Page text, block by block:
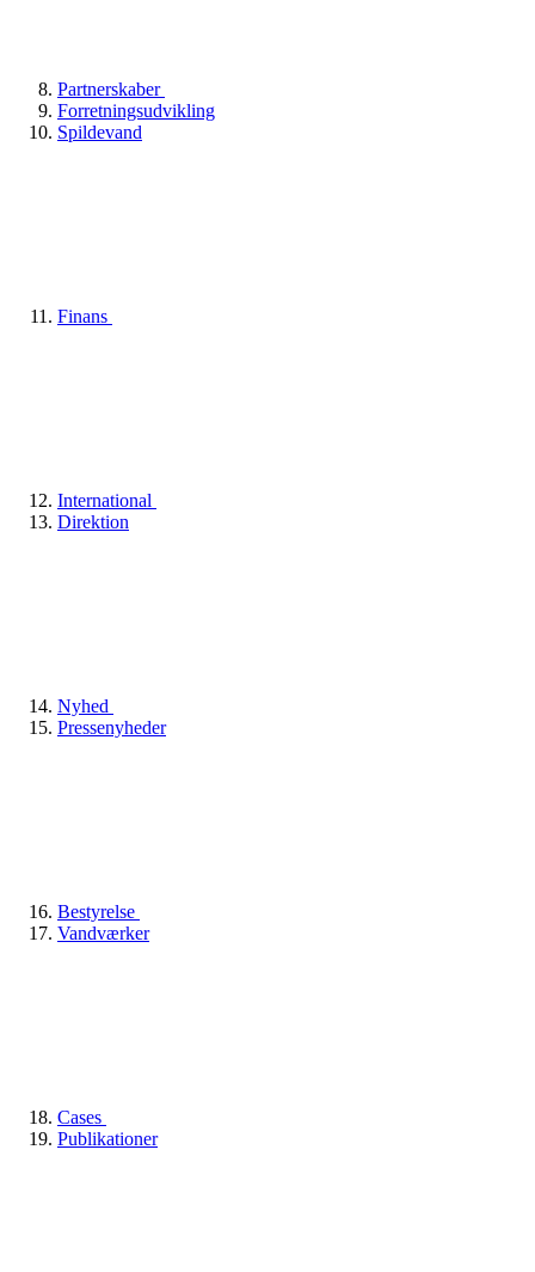
Partnerskaber
Forretningsudvikling
Spildevand
Finans
International
Direktion
Nyhed
Pressenyheder
Bestyrelse
Vandværker
Cases
Publikationer